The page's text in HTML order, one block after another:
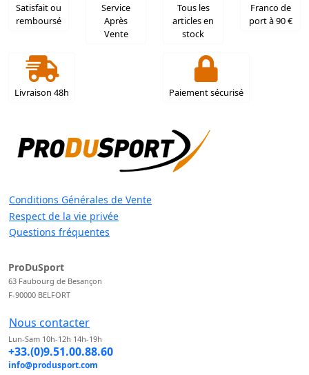
Satisfait ou
remboursé
Service
Après
Vente
Tous les
articles en
stock
Franco de
port à 90 €
Livraison 48h Paiement sécurisé
Conditions Générales de Vente
Respect de la vie privée
Questions fréquentes
ProDuSport
63 Faubourg de Besançon
F-90000 BELFORT
Nous contacter
Lun-Sam 10h-12h 14h-19h
+33.(0)9.51.00.88.60
info@produsport.com